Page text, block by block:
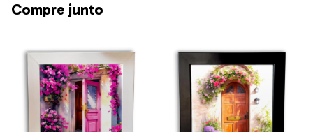
Compre junto